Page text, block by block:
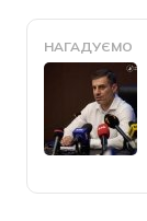
НАГАДУЄМО